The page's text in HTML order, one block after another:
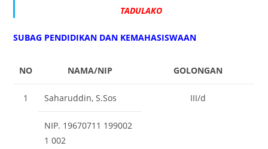
TADULAKO
SUBAG PENDIDIKAN DAN KEMAHASISWAAN
NO NAMA/NIP GOLONGAN
1 Saharuddin, S.Sos III/d
NIP. 19670711 199002
1 002